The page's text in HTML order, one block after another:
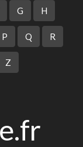
G H
P Q R
Z